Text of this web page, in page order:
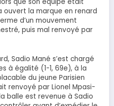
ouvert la marque en renard
d’un mouvement
puis mal renvoyé par
Sadio Mané s’est chargé
à égalité (1-1, 69e), à la
du jeune Parisien
renvoyé par Lionel Mpasi-
balle est revenue à Sadio